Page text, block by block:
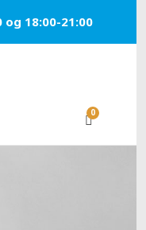
18:00-21:00
0